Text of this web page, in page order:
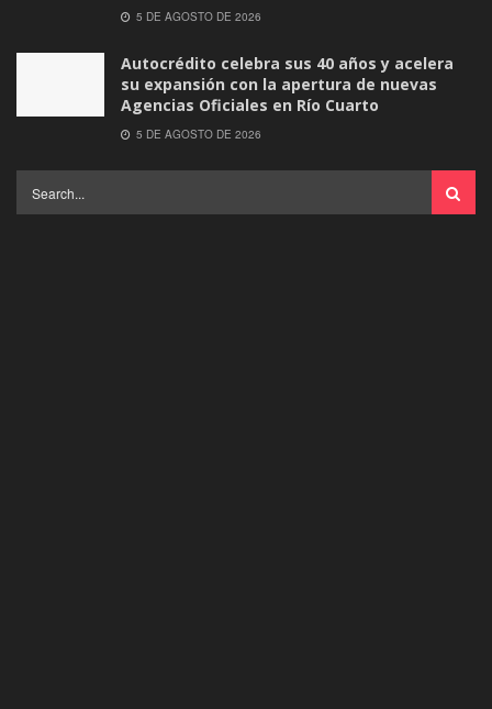
5 DE AGOSTO DE 2026
Autocrédito celebra sus 40 años y acelera
su expansión con la apertura de nuevas
Agencias Oficiales en Río Cuarto
5 DE AGOSTO DE 2026